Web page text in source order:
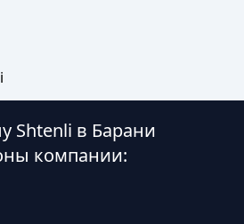
Shtenli в Барани
компании: